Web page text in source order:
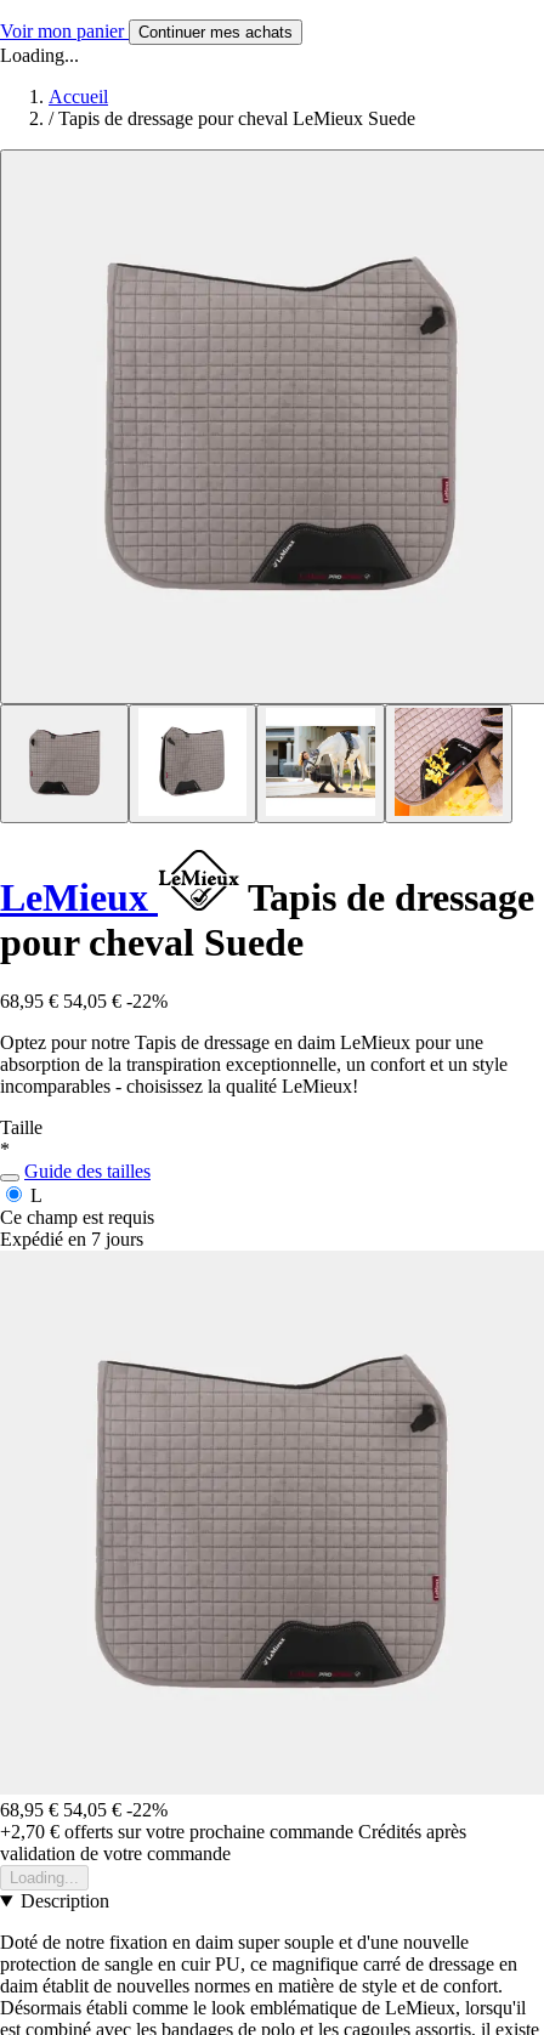
Voir mon panier Continuer mes achats
Loading...
Accueil
/ Tapis de dressage pour cheval LeMieux Suede
LeMieux
Tapis de dressage
pour cheval Suede
68,95 € 54,05 € -22%
Optez pour notre Tapis de dressage en daim LeMieux pour une
absorption de la transpiration exceptionnelle, un confort et un style
incomparables - choisissez la qualité LeMieux!
Taille
*
Guide des tailles
L
Ce champ est requis
Expédié en 7 jours
68,95 € 54,05 € -22%
+2,70 € offerts sur votre prochaine commande Crédités après
validation de votre commande
Loading...
Description
Doté de notre fixation en daim super souple et d'une nouvelle
protection de sangle en cuir PU, ce magnifique carré de dressage en
daim établit de nouvelles normes en matière de style et de confort.
Désormais établi comme le look emblématique de LeMieux, lorsqu'il
est combiné avec les bandages de polo et les cagoules assortis, il existe